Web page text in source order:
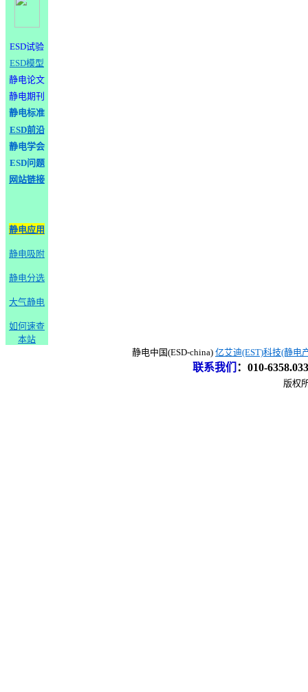
ESD试验
ESD模型
静电论文
静电期刊
静电标准
ESD前沿
静电学会
ESD问题
网站链接
静电应用
静电吸附
静电分选
大气静电
如何速查
本站
静电中国(ESD-china) 亿艾迪(EST)科技(静电
联系我们 ： 010-
版权